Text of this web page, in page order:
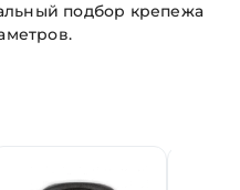
подбор крепежа